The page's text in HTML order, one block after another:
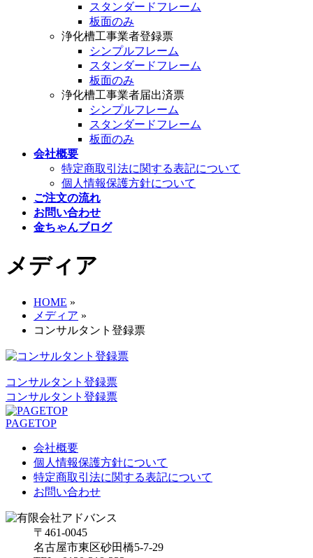
スタンダードフレーム
板面のみ
浄化槽工事業者登録票
シンプルフレーム
スタンダードフレーム
板面のみ
浄化槽工事業者届出済票
シンプルフレーム
スタンダードフレーム
板面のみ
会社概要
特定商取引法に関する表記について
個人情報保護方針について
ご注文の流れ
お問い合わせ
金ちゃんブログ
メディア
HOME »
メディア »
コンサルタント登録票
コンサルタント登録票
コンサルタント登録票
PAGETOP
会社概要
個人情報保護方針について
特定商取引法に関する表記について
お問い合わせ
〒461-0045
名古屋市東区砂田橋5-7-29